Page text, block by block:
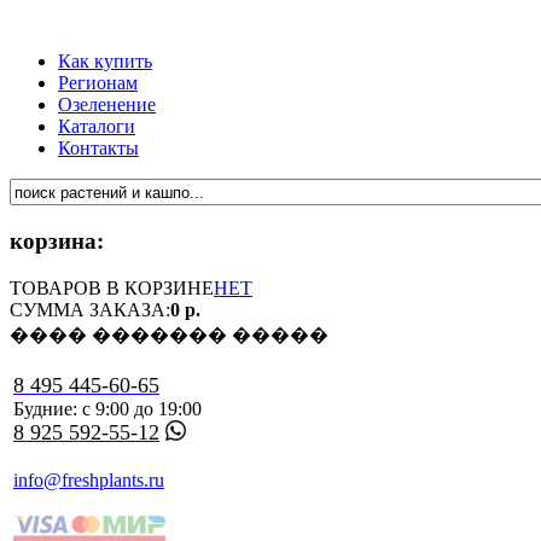
Как купить
Регионам
Озеленение
Каталоги
Контакты
корзина:
ТОВАРОВ В КОРЗИНЕНЕТ
СУММА ЗАКАЗА:0 р.
���� ������� �����
8 495 445-60-65
Будние: с 9:00 до 19:00
8 925 592-55-12
info@freshplants.ru